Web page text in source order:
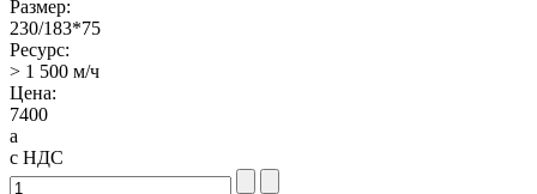
Размер:
230/183*75
Ресурс:
> 1 500 м/ч
Цена:
7400
a
с НДС